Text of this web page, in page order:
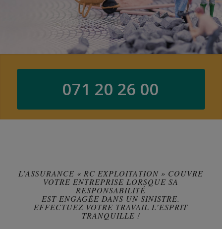
071 20 26 00
L’ASSURANCE « RC EXPLOITATION » COUVRE
VOTRE ENTREPRISE LORSQUE SA
RESPONSABILITÉ
EST ENGAGÉE DANS UN SINISTRE.
EFFECTUEZ VOTRE TRAVAIL L’ESPRIT
TRANQUILLE !